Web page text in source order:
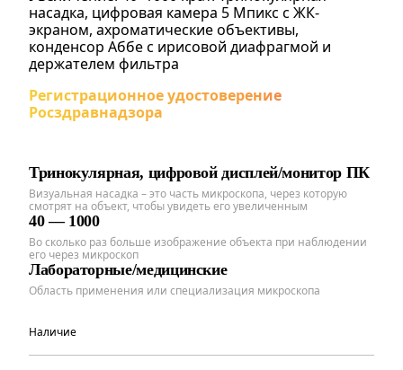
насадка, цифровая камера 5 Мпикс с ЖК-
экраном, ахроматические объективы,
конденсор Аббе с ирисовой диафрагмой и
держателем фильтра
Регистрационное удостоверение
Росздравнадзора
Тринокулярная, цифровой дисплей/монитор ПК
Визуальная насадка – это часть микроскопа, через которую
смотрят на объект, чтобы увидеть его увеличенным
40 — 1000
Во сколько раз больше изображение объекта при наблюдении
его через микроскоп
Лабораторные/медицинские
Область применения или специализация микроскопа
Наличие